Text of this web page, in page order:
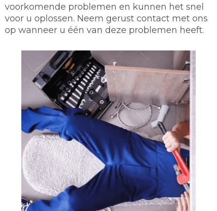
voorkomende problemen en kunnen het snel
voor u oplossen. Neem gerust contact met ons
op wanneer u één van deze problemen heeft.